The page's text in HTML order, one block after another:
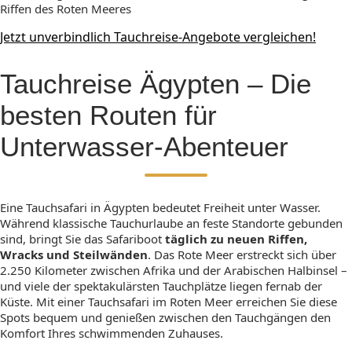
Riffen des Roten Meeres
Jetzt unverbindlich Tauchreise-Angebote vergleichen!
Tauchreise Ägypten – Die
besten Routen für
Unterwasser-Abenteuer
Eine Tauchsafari in Ägypten bedeutet Freiheit unter Wasser.
Während klassische Tauchurlaube an feste Standorte gebunden
sind, bringt Sie das Safariboot täglich zu neuen Riffen,
Wracks und Steilwänden. Das Rote Meer erstreckt sich über
2.250 Kilometer zwischen Afrika und der Arabischen Halbinsel –
und viele der spektakulärsten Tauchplätze liegen fernab der
Küste. Mit einer Tauchsafari im Roten Meer erreichen Sie diese
Spots bequem und genießen zwischen den Tauchgängen den
Komfort Ihres schwimmenden Zuhauses.